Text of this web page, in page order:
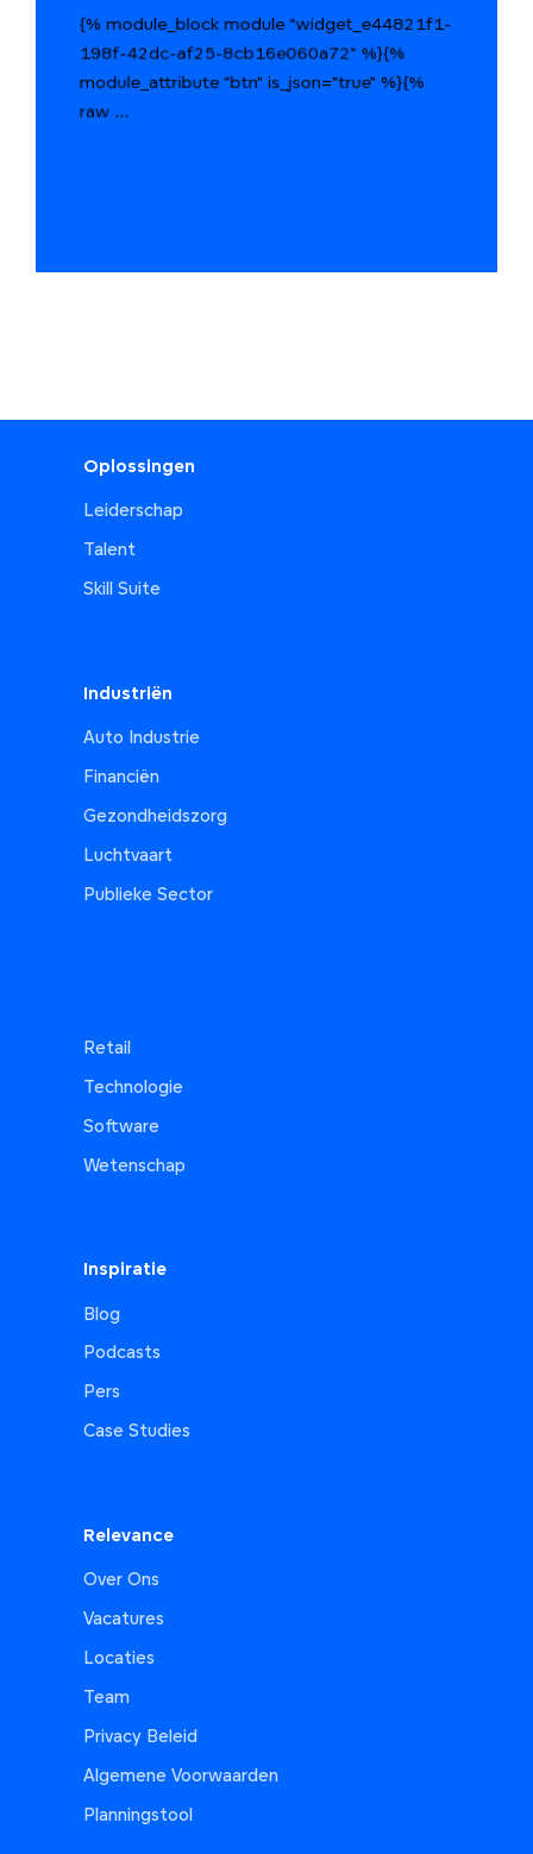
{% module_block module "widget_e44821f1-
198f-42dc-af25-8cb16e060a72" %}{%
module_attribute "btn" is_json="true" %}{%
raw ...
Oplossingen
Leiderschap
Talent
Skill Suite
Industriën
Auto Industrie
Financiën
Gezondheidszorg
Luchtvaart
Publieke Sector
Retail
Technologie
Software
Wetenschap
Inspiratie
Blog
Podcasts
Pers
Case Studies
Relevance
Over Ons
Vacatures
Locaties
Team
Privacy Beleid
Algemene Voorwaarden
Planningstool